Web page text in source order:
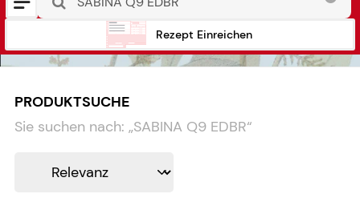
Rezept Einreichen
PRODUKTSUCHE
Sie suchen nach: „SABINA Q9 EDBR“